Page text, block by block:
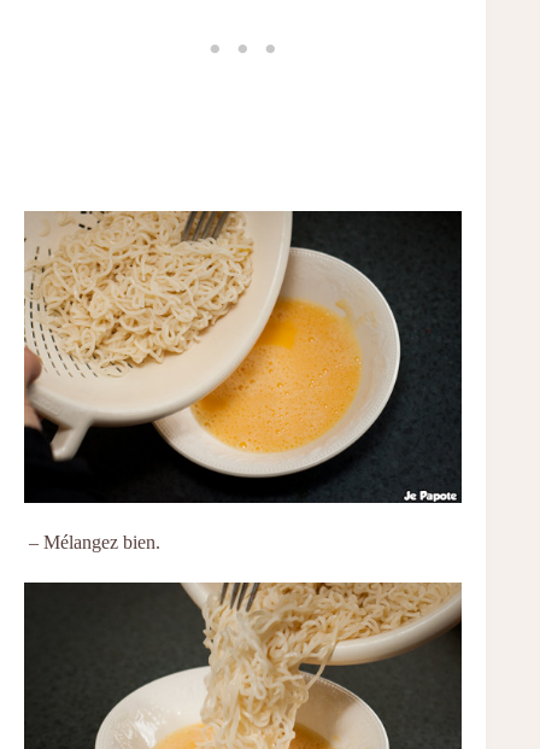
– Mélangez bien.